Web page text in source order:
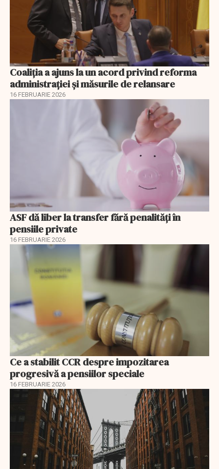
Coaliția a ajuns la un acord privind reforma
administrației și măsurile de relansare
16 FEBRUARIE 2026
ASF dă liber la transfer fără penalități în
pensiile private
16 FEBRUARIE 2026
Ce a stabilit CCR despre impozitarea
progresivă a pensiilor speciale
16 FEBRUARIE 2026